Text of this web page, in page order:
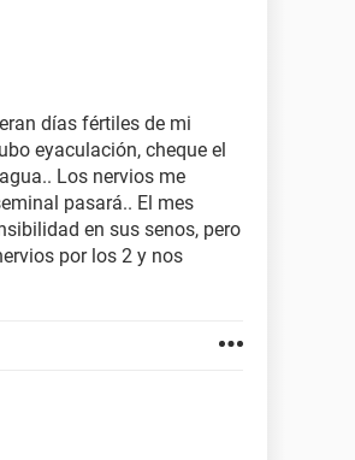
días fértiles de mi
eyaculación, cheque el
Los nervios me
pasará.. El mes
en sus senos, pero
por los 2 y nos